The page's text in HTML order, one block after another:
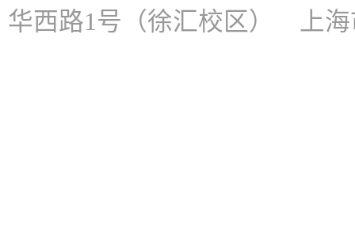
华西路1号（徐汇校区） 上海